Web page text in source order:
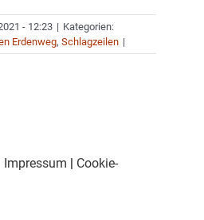
- 12:23 | Kategorien:
Erdenweg, Schlagzeilen |
Impressum | Cookie-